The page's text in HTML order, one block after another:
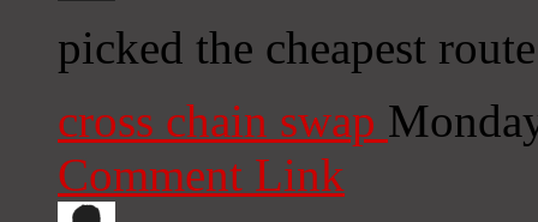
picked the cheapest
cross chain swap
Comment Link